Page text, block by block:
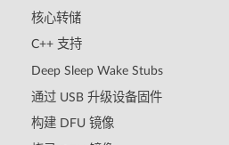
核心转储
C++ 支持
Deep Sleep Wake Stubs
通过 USB 升级设备固件
构建 DFU 镜像